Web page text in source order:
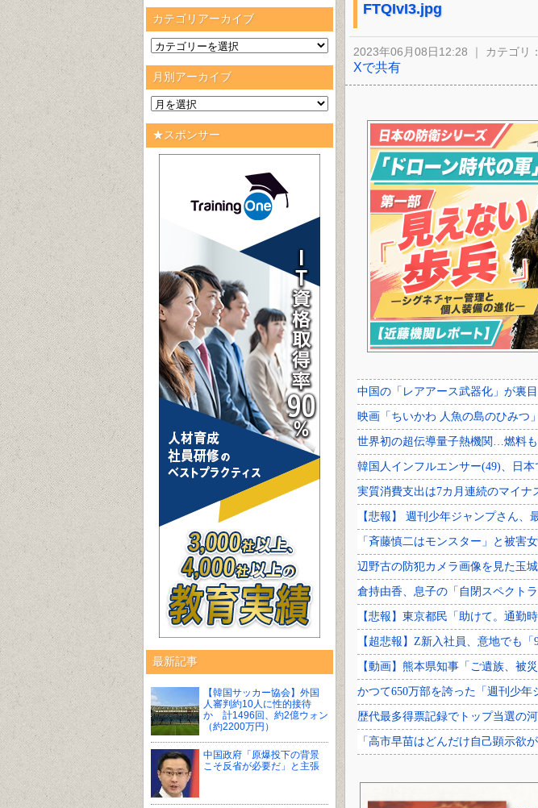
カテゴリアーカイブ
月別アーカイブ
★スポンサー
最新記事
【韓国サッカー協会】外国
人審判約10人に性的接待
か 計1496回、約2億ウォン
（約2200万円）
中国政府「原爆投下の背景
こそ反省が必要だ」と主張
FTQIvI3.jpg
2023年06月08日12:28 ｜ カテゴリ：
Xで共有